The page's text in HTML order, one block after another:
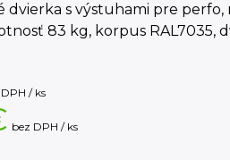
dvierka s výstuhami pre perfo,
83 kg, korpus RAL7035,
DPH / ks
bez DPH / ks